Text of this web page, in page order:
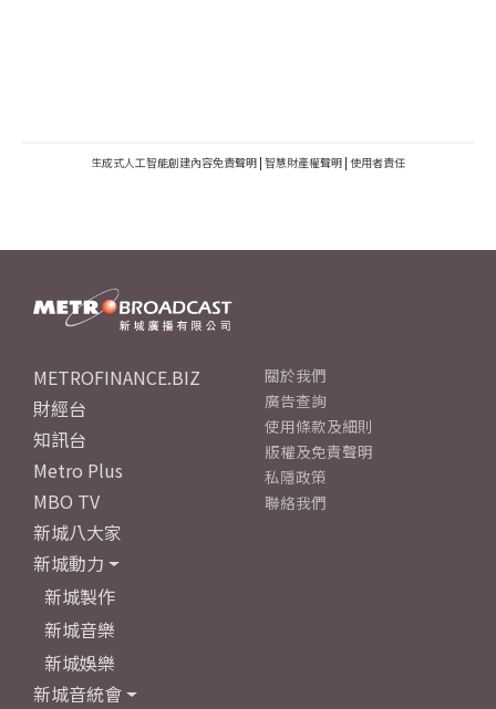
生成式人工智能創建內容免責聲明 | 智慧財產權聲明 | 使用者責任
METROFINANCE.BIZ
財經台
知訊台
Metro Plus
MBO TV
新城八大家
新城動力
新城製作
新城音樂
新城娛樂
新城音統會
關於我們
廣告查詢
使用條款及細則
版權及免責聲明
私隱政策
聯絡我們